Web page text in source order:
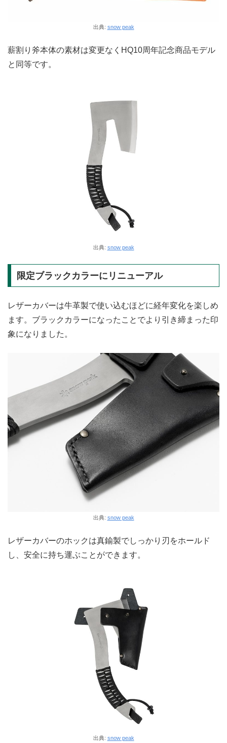
出典: snow peak
薪割り斧本体の素材は変更なくHQ10周年記念商品モデル
と同等です。
出典: snow peak
限定ブラックカラーにリニューアル
レザーカバーは牛革製で使い込むほどに経年変化を楽しめ
ます。ブラックカラーになったことでより引き締まった印
象になりました。
出典: snow peak
レザーカバーのホックは真鍮製でしっかり刃をホールド
し、安全に持ち運ぶことができます。
出典: snow peak